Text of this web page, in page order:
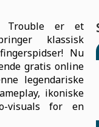
Trouble er et
klassisk
Nu
gratis online
legendariske
ikoniske
visuals for en